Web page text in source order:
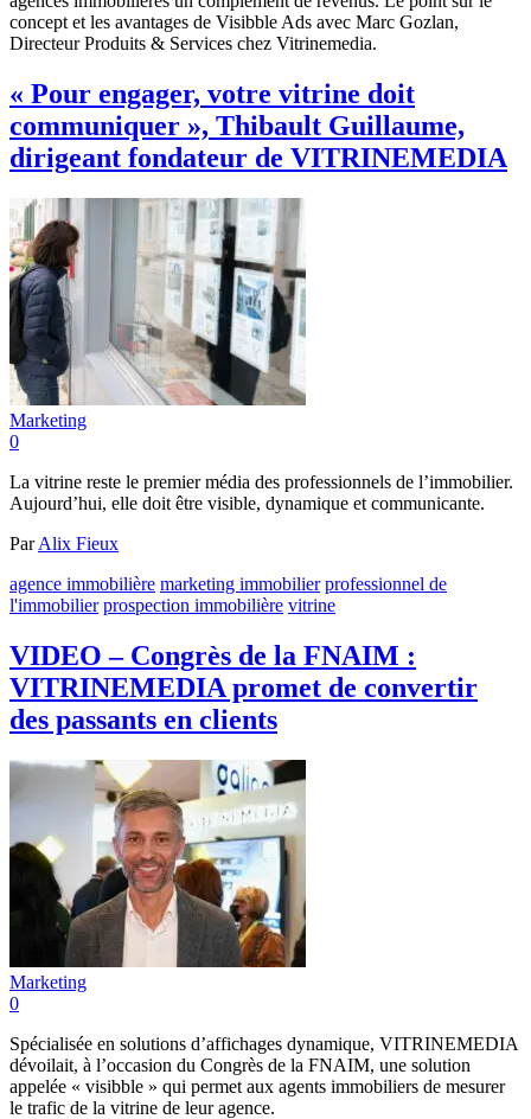
concept et les avantages de Visibble Ads avec Marc Gozlan,
Directeur Produits & Services chez Vitrinemedia.
« Pour engager, votre vitrine doit
communiquer », Thibault Guillaume,
dirigeant fondateur de VITRINEMEDIA
Marketing
0
La vitrine reste le premier média des professionnels de l’immobilier.
Aujourd’hui, elle doit être visible, dynamique et communicante.
ParAlix Fieux
agence immobilière marketing immobilier professionnel de
l'immobilier prospection immobilière vitrine
VIDEO – Congrès de la FNAIM :
VITRINEMEDIA promet de convertir
des passants en clients
Marketing
0
Spécialisée en solutions d’affichages dynamique, VITRINEMEDIA
dévoilait, à l’occasion du Congrès de la FNAIM, une solution
appelée « visibble » qui permet aux agents immobiliers de mesurer
le trafic de la vitrine de leur agence.